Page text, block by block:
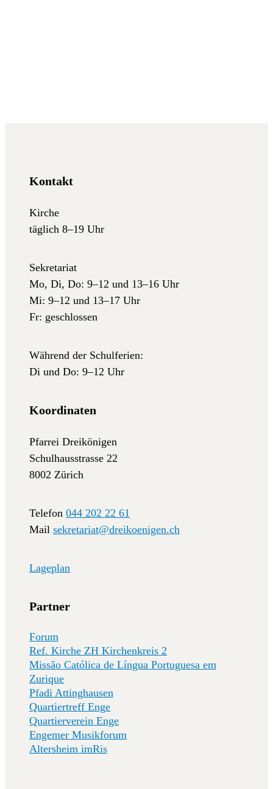
Kontakt
Kirche
täglich 8–19 Uhr
Sekretariat
Mo, Di, Do: 9–12 und 13–16 Uhr
Mi: 9–12 und 13–17 Uhr
Fr: geschlossen
Während der Schulferien:
Di und Do: 9–12 Uhr
Koordinaten
Pfarrei Dreikönigen
Schulhausstrasse 22
8002 Zürich
Telefon 044 202 22 61
Mail sekretariat@dreikoenigen.ch
Lageplan
Partner
Forum
Ref. Kirche ZH Kirchenkreis 2
Missão Católica de Língua Portuguesa em
Zurique
Pfadi Attinghausen
Quartiertreff Enge
Quartierverein Enge
Engemer Musikforum
Altersheim imRis